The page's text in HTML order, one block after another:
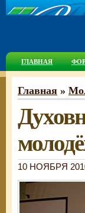
ГЛАВНАЯ
Главная »
10 НОЯБРЯ